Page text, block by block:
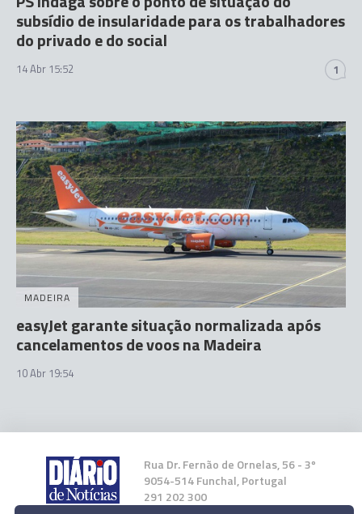
subsídio de insularidade para os trabalhadores
do privado e do social
14 Abr 15:52 1
MADEIRA
easyJet garante situação normalizada após
cancelamentos de voos na Madeira
10 Abr 19:54
Rua Dr. Fernão de Ornelas, 56 - 3º
9054-514 Funchal, Portugal
291 202 300